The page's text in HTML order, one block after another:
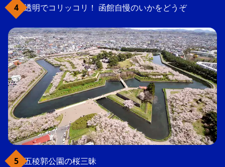
透明でコリッコリ！ 函館自慢のいかをどうぞ
五稜郭公園の桜三昧